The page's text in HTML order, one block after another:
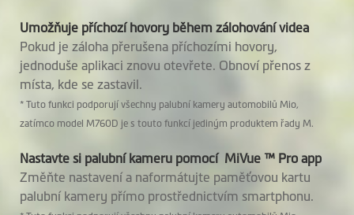
Upozornění na
rychlostní radary
Inteligentní
výstraha před
Upozornění na
úsekové měření
Umožňuje příchozí hovory během zálohování videa
Pokud je záloha přerušena příchozími hovory,
jednoduše aplikaci znovu otevřete. Obnoví přenos z
místa, kde se zastavil.
* Tuto funkci podporují všechny palubní kamery automobilů Mio,
zatímco model M760D je s touto funkcí jediným produktem řady M.
Nastavte si palubní kameru pomocí MiVue ™ Pro app
Změňte nastavení a naformátujte paměťovou kartu
palubní kamery přímo prostřednictvím smartphonu.